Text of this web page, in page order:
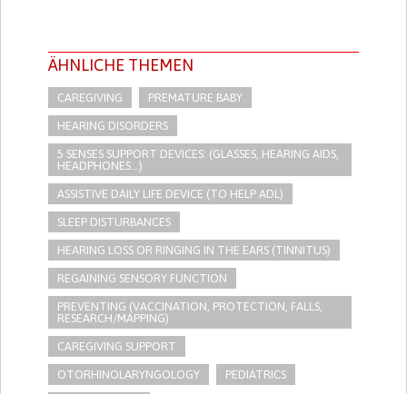
ÄHNLICHE THEMEN
CAREGIVING PREMATURE BABY
HEARING DISORDERS
5 SENSES SUPPORT DEVICES: (GLASSES, HEARING AIDS,
HEADPHONES...)
ASSISTIVE DAILY LIFE DEVICE (TO HELP ADL)
SLEEP DISTURBANCES
HEARING LOSS OR RINGING IN THE EARS (TINNITUS)
REGAINING SENSORY FUNCTION
PREVENTING (VACCINATION, PROTECTION, FALLS,
RESEARCH/MAPPING)
CAREGIVING SUPPORT
OTORHINOLARYNGOLOGY PEDIATRICS